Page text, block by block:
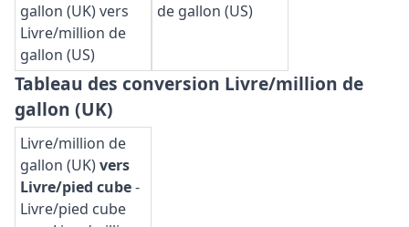
gallon (UK) vers
Livre/million de
gallon (US)
de gallon (US)
Tableau des conversion Livre/million de
gallon (UK)
Livre/million de
gallon (UK)vers
Livre/pied cube-
Livre/pied cube